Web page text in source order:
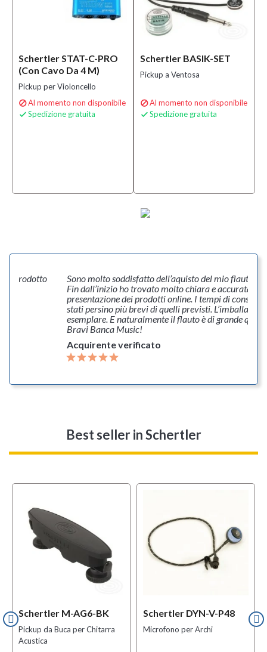
Schertler STAT-C-PRO
(Con Cavo Da 4 M)
Pickup per Violoncello
Al momento non disponibile
 Spedizione gratuita
Schertler BASIK-SET
Pickup a Ventosa
Al momento non disponibile
 Spedizione gratuita
Prodotto
Sono molto soddisfatto dell’aquisto del mio flauto
Fin dall’inizio ho trovato molto chiara e accurata la
presentazione dei prodotti online. I tempi di
stati persino più brevi di quelli previsti. L’imballaggio
esemplare. E naturalmente il flauto è di grande
Bravi Banca Music!
Acquirente verificato
Best sellerin Schertler
Schertler M-AG6-BK
Pickup da Buca per Chitarra
Acustica
Schertler DYN-V-P48
Microfono per Archi